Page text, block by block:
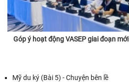
Góp ý hoạt động VASEP giai đoạn mới
Mỹ du ký (Bài 5) - Chuyện bên lề